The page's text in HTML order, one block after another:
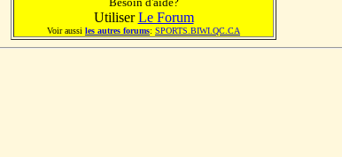
UtiliserLe Forum
Voir aussi les autres forums: SPORTS.BIWI.QC.CA